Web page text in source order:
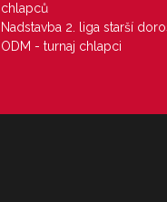
chlapců
Nadstavba 2. liga starší
ODM - turnaj chlapci